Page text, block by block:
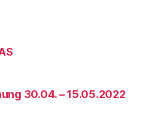
30.04. – 15.05.2022